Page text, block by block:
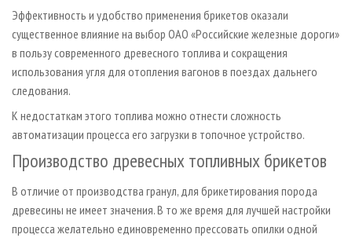
Эффективность и удобство применения брикетов оказали
существенное влияние на выбор ОАО «Российские железные дороги»
в пользу современного древесного топлива и сокращения
использования угля для отопления вагонов в поездах дальнего
следования.
К недостаткам этого топлива можно отнести сложность
автоматизации процесса его загрузки в топочное устройство.
Производство древесных топливных брикетов
В отличие от производства гранул, для брикетирования порода
древесины не имеет значения. В то же время для лучшей настройки
процесса желательно единовременно прессовать опилки одной